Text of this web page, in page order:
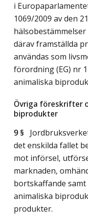
i
1069/2009 av den
därav framställda
användas som
förordning (EG) nr
animaliska
Övriga föreskrifter
biprodukter
9 §
det enskilda fallet
mot införsel,
marknaden,
bortskaffande
animaliska
produkter.